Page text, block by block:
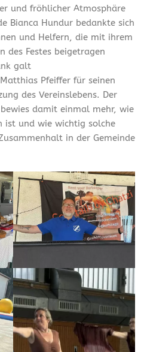
und fröhlicher Atmosphäre
Bianca Hundur bedankte sich
und Helfern, die mit ihrem
des Festes beigetragen
galt
Pfeiffer für seinen
des Vereinslebens. Der
damit einmal mehr, wie
ist und wie wichtig solche
in der Gemeinde